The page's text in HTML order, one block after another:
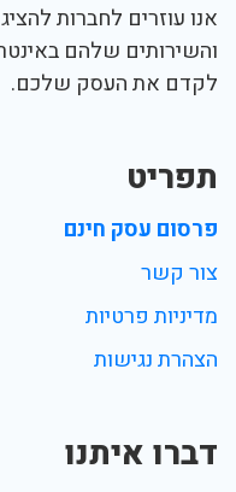
אנו עוזרים לחברות
והשירותים שלהם
לקדם את העסק שלכם.
תפריט
פרסום עסק חינם
צור קשר
מדיניות פרטיות
הצהרת נגישות
דברו איתנו